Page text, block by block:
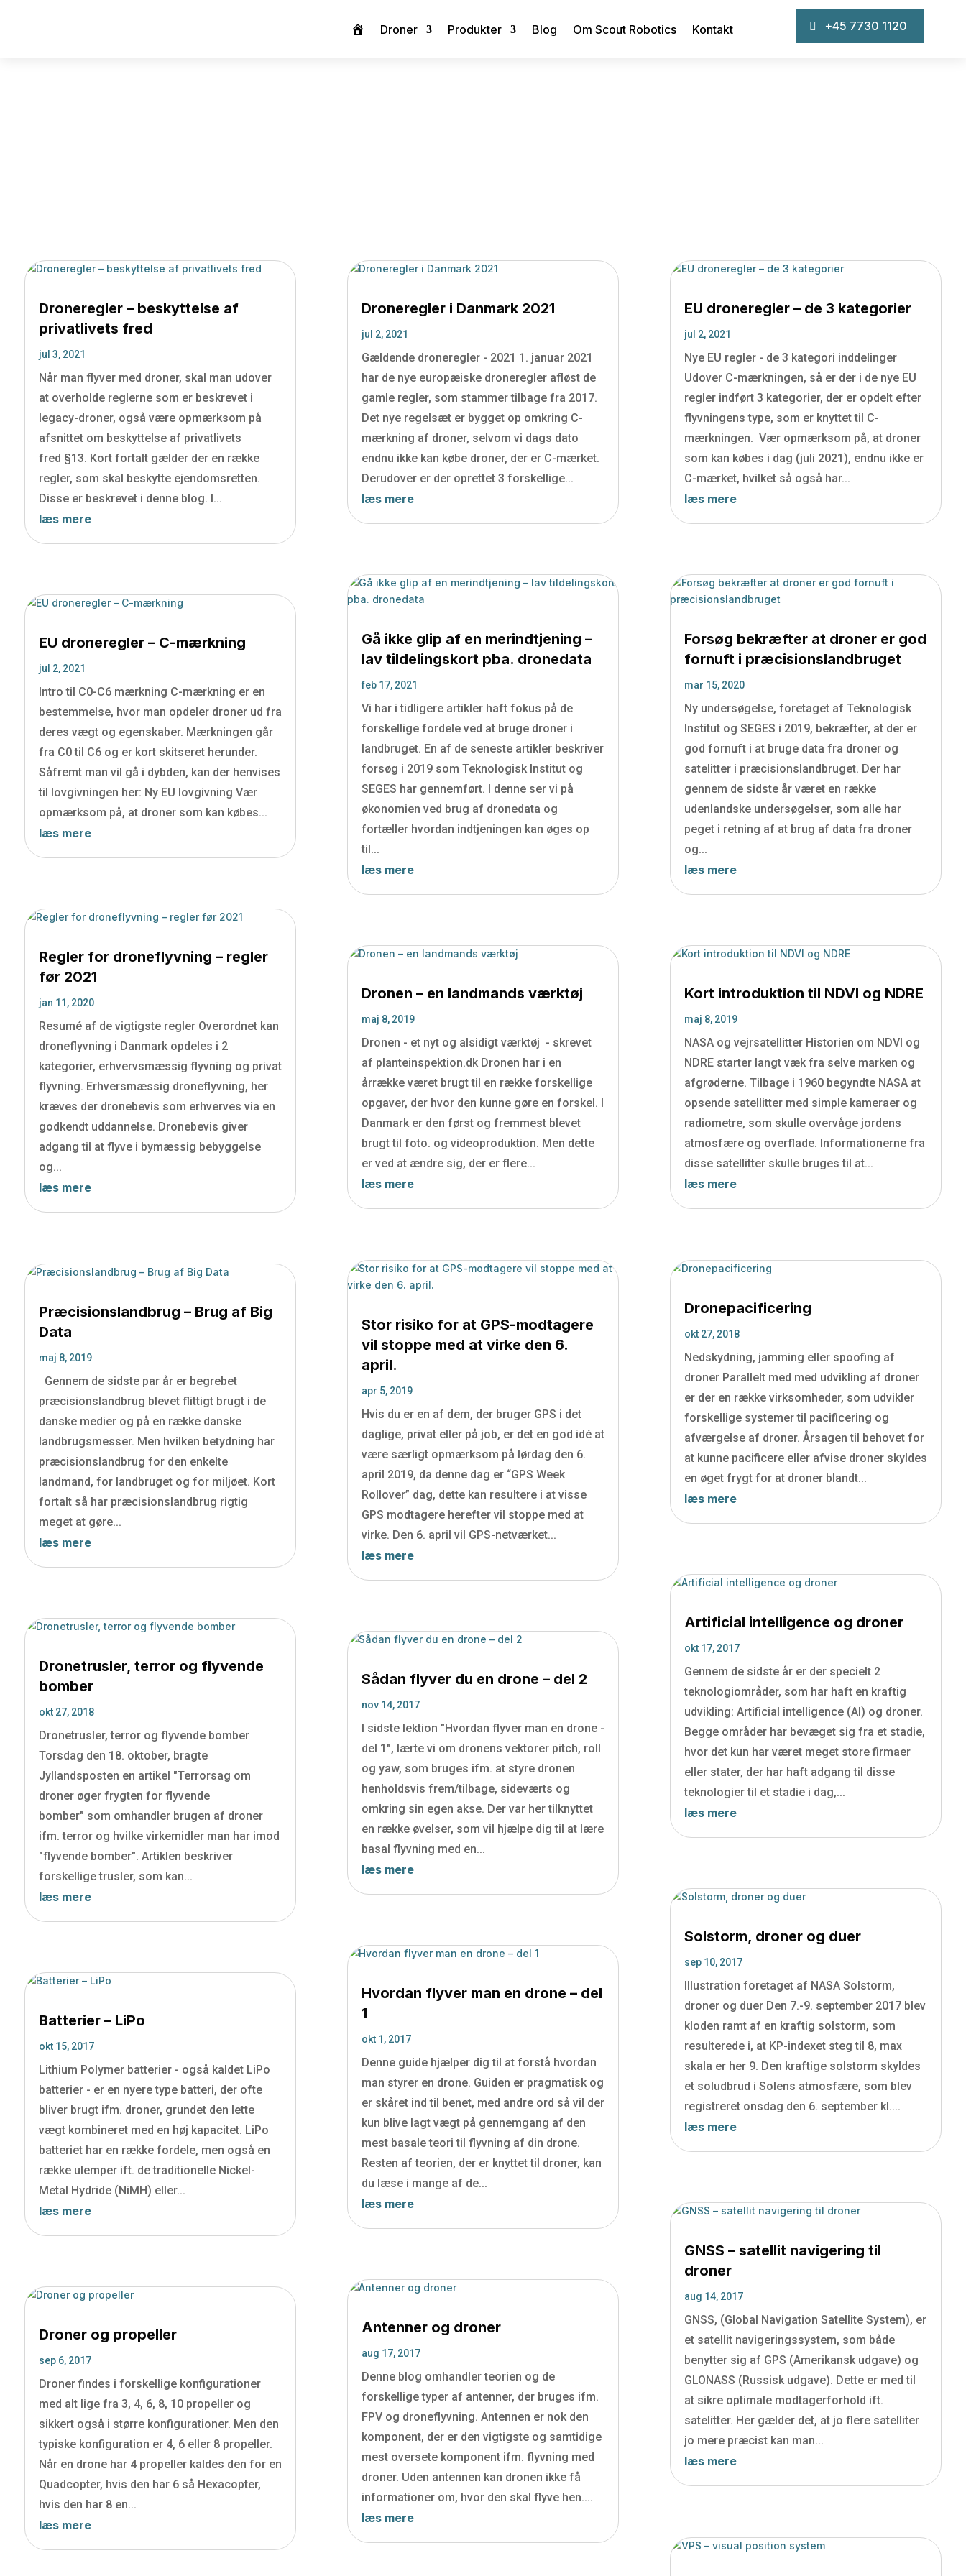
Velkommen
Droner Produkter Blog Om Scout Robotics Kontakt +45 7730 1120
Droneregler – beskyttelse af
privatlivets fred
jul 3, 2021
Når man flyver med droner, skal man udover
at overholde reglerne som er beskrevet i
legacy-droner, også være opmærksom på
afsnittet om beskyttelse af privatlivets
fred §13. Kort fortalt gælder der en række
regler, som skal beskytte ejendomsretten.
Disse er beskrevet i denne blog. I...
læs mere
EU droneregler – C-mærkning
jul 2, 2021
Intro til C0-C6 mærkning C-mærkning er en
bestemmelse, hvor man opdeler droner ud fra
deres vægt og egenskaber. Mærkningen går
fra C0 til C6 og er kort skitseret herunder.
Såfremt man vil gå i dybden, kan der henvises
til lovgivningen her: Ny EU lovgivning Vær
opmærksom på, at droner som kan købes...
læs mere
Regler for droneflyvning – regler
før 2021
jan 11, 2020
Resumé af de vigtigste regler Overordnet kan
droneflyvning i Danmark opdeles i 2
kategorier, erhvervsmæssig flyvning og privat
flyvning. Erhversmæssig droneflyvning, her
kræves der dronebevis som erhverves via en
godkendt uddannelse. Dronebevis giver
adgang til at flyve i bymæssig bebyggelse
og...
læs mere
Præcisionslandbrug – Brug af Big
Data
maj 8, 2019
Gennem de sidste par år er begrebet
præcisionslandbrug blevet flittigt brugt i de
danske medier og på en række danske
landbrugsmesser. Men hvilken betydning har
præcisionslandbrug for den enkelte
landmand, for landbruget og for miljøet. Kort
fortalt så har præcisionslandbrug rigtig
meget at gøre...
læs mere
Dronetrusler, terror og flyvende
bomber
okt 27, 2018
Dronetrusler, terror og flyvende bomber
Torsdag den 18. oktober, bragte
Jyllandsposten en artikel "Terrorsag om
droner øger frygten for flyvende
bomber" som omhandler brugen af droner
ifm. terror og hvilke virkemidler man har imod
"flyvende bomber". Artiklen beskriver
forskellige trusler, som kan...
læs mere
Batterier – LiPo
okt 15, 2017
Lithium Polymer batterier - også kaldet LiPo
batterier - er en nyere type batteri, der ofte
bliver brugt ifm. droner, grundet den lette
vægt kombineret med en høj kapacitet. LiPo
batteriet har en række fordele, men også en
række ulemper ift. de traditionelle Nickel-
Metal Hydride (NiMH) eller...
læs mere
Droner og propeller
sep 6, 2017
Droner findes i forskellige konfigurationer
med alt lige fra 3, 4, 6, 8, 10 propeller og
sikkert også i større konfigurationer. Men den
typiske konfiguration er 4, 6 eller 8 propeller.
Når en drone har 4 propeller kaldes den for en
Quadcopter, hvis den har 6 så Hexacopter,
hvis den har 8 en...
læs mere
Droneregler i Danmark 2021
jul 2, 2021
Gældende droneregler - 2021 1. januar 2021
har de nye europæiske droneregler afløst de
gamle regler, som stammer tilbage fra 2017.
Det nye regelsæt er bygget op omkring C-
mærkning af droner, selvom vi dags dato
endnu ikke kan købe droner, der er C-mærket.
Derudover er der oprettet 3 forskellige...
læs mere
Gå ikke glip af en merindtjening –
lav tildelingskort pba. dronedata
feb 17, 2021
Vi har i tidligere artikler haft fokus på de
forskellige fordele ved at bruge droner i
landbruget. En af de seneste artikler beskriver
forsøg i 2019 som Teknologisk Institut og
SEGES har gennemført. I denne ser vi på
økonomien ved brug af dronedata og
fortæller hvordan indtjeningen kan øges op
til...
læs mere
Dronen – en landmands værktøj
maj 8, 2019
Dronen - et nyt og alsidigt værktøj - skrevet
af planteinspektion.dk Dronen har i en
årrække været brugt til en række forskellige
opgaver, der hvor den kunne gøre en forskel. I
Danmark er den først og fremmest blevet
brugt til foto. og videoproduktion. Men dette
er ved at ændre sig, der er flere...
læs mere
Stor risiko for at GPS-modtagere
vil stoppe med at virke den 6.
april.
apr 5, 2019
Hvis du er en af dem, der bruger GPS i det
daglige, privat eller på job, er det en god idé at
være særligt opmærksom på lørdag den 6.
april 2019, da denne dag er “GPS Week
Rollover” dag, dette kan resultere i at visse
GPS modtagere herefter vil stoppe med at
virke. Den 6. april vil GPS-netværket...
læs mere
Sådan flyver du en drone – del 2
nov 14, 2017
I sidste lektion "Hvordan flyver man en drone -
del 1", lærte vi om dronens vektorer pitch, roll
og yaw, som bruges ifm. at styre dronen
henholdsvis frem/tilbage, sideværts og
omkring sin egen akse. Der var her tilknyttet
en række øvelser, som vil hjælpe dig til at lære
basal flyvning med en...
læs mere
Hvordan flyver man en drone – del
1
okt 1, 2017
Denne guide hjælper dig til at forstå hvordan
man styrer en drone. Guiden er pragmatisk og
er skåret ind til benet, med andre ord så vil der
kun blive lagt vægt på gennemgang af den
mest basale teori til flyvning af din drone.
Resten af teorien, der er knyttet til droner, kan
du læse i mange af de...
læs mere
Antenner og droner
aug 17, 2017
Denne blog omhandler teorien og de
forskellige typer af antenner, der bruges ifm.
FPV og droneflyvning. Antennen er nok den
komponent, der er den vigtigste og samtidige
mest oversete komponent ifm. flyvning med
droner. Uden antennen kan dronen ikke få
informationer om, hvor den skal flyve hen....
læs mere
EU droneregler – de 3 kategorier
jul 2, 2021
Nye EU regler - de 3 kategori inddelinger
Udover C-mærkningen, så er der i de nye EU
regler indført 3 kategorier, der er opdelt efter
flyvningens type, som er knyttet til C-
mærkningen. Vær opmærksom på, at droner
som kan købes i dag (juli 2021), endnu ikke er
C-mærket, hvilket så også har...
læs mere
Forsøg bekræfter at droner er god
fornuft i præcisionslandbruget
mar 15, 2020
Ny undersøgelse, foretaget af Teknologisk
Institut og SEGES i 2019, bekræfter, at der er
god fornuft i at bruge data fra droner og
satelitter i præcisionslandbruget. Der har
gennem de sidste år været en række
udenlandske undersøgelser, som alle har
peget i retning af at brug af data fra droner
og...
læs mere
Kort introduktion til NDVI og NDRE
maj 8, 2019
NASA og vejrsatellitter Historien om NDVI og
NDRE starter langt væk fra selve marken og
afgrøderne. Tilbage i 1960 begyndte NASA at
opsende satellitter med simple kameraer og
radiometre, som skulle overvåge jordens
atmosfære og overflade. Informationerne fra
disse satellitter skulle bruges til at...
læs mere
Dronepacificering
okt 27, 2018
Nedskydning, jamming eller spoofing af
droner Parallelt med med udvikling af droner
er der en række virksomheder, som udvikler
forskellige systemer til pacificering og
afværgelse af droner. Årsagen til behovet for
at kunne pacificere eller afvise droner skyldes
en øget frygt for at droner blandt...
læs mere
Artificial intelligence og droner
okt 17, 2017
Gennem de sidste år er der specielt 2
teknologiområder, som har haft en kraftig
udvikling: Artificial intelligence (AI) og droner.
Begge områder har bevæget sig fra et stadie,
hvor det kun har været meget store firmaer
eller stater, der har haft adgang til disse
teknologier til et stadie i dag,...
læs mere
Solstorm, droner og duer
sep 10, 2017
Illustration foretaget af NASA Solstorm,
droner og duer Den 7.-9. september 2017 blev
kloden ramt af en kraftig solstorm, som
resulterede i, at KP-indexet steg til 8, max
skala er her 9. Den kraftige solstorm skyldes
et soludbrud i Solens atmosfære, som blev
registreret onsdag den 6. september kl....
læs mere
GNSS – satellit navigering til
droner
aug 14, 2017
GNSS, (Global Navigation Satellite System), er
et satellit navigeringssystem, som både
benytter sig af GPS (Amerikansk udgave) og
GLONASS (Russisk udgave). Dette er med til
at sikre optimale modtagerforhold ift.
satelitter. Her gælder det, at jo flere satelliter
jo mere præcist kan man...
læs mere